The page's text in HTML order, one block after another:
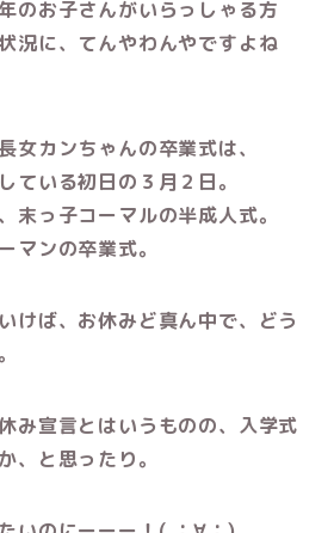
のお子さんがいらっしゃる方
況に、てんやわんやですよね
女カンちゃんの卒業式は、
ている初日の３月２日。
末っ子コーマルの半成人式。
マンの卒業式。
けば、お休みど真ん中で、どう
み宣言とはいうものの、入学式
、と思ったり。